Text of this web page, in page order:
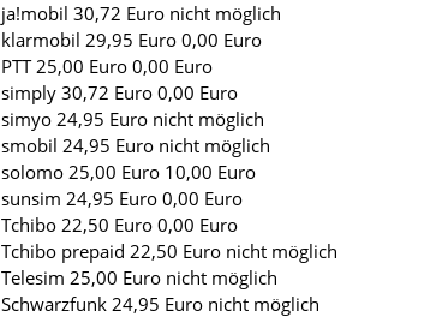
ja!mobil 30,72 Euro nicht möglich
klarmobil 29,95 Euro 0,00 Euro
PTT 25,00 Euro 0,00 Euro
simply 30,72 Euro 0,00 Euro
simyo 24,95 Euro nicht möglich
smobil 24,95 Euro nicht möglich
solomo 25,00 Euro 10,00 Euro
sunsim 24,95 Euro 0,00 Euro
Tchibo 22,50 Euro 0,00 Euro
Tchibo prepaid 22,50 Euro nicht möglich
Telesim 25,00 Euro nicht möglich
Schwarzfunk 24,95 Euro nicht möglich